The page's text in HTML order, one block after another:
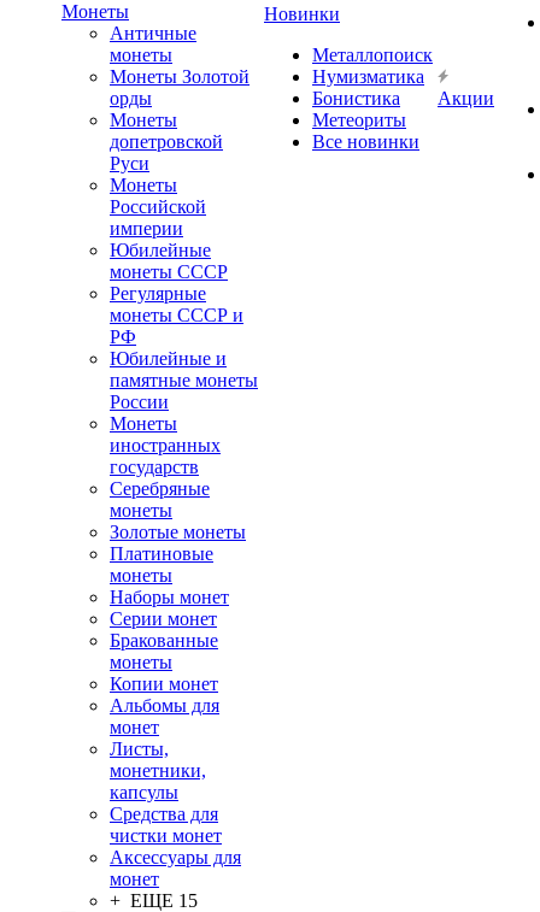
Монеты
Античные
монеты
Монеты Золотой
орды
Монеты
допетровской
Руси
Монеты
Российской
империи
Юбилейные
монеты СССР
Регулярные
монеты СССР и
РФ
Юбилейные и
памятные монеты
России
Монеты
иностранных
государств
Серебряные
монеты
Золотые монеты
Платиновые
монеты
Наборы монет
Серии монет
Бракованные
монеты
Копии монет
Альбомы для
монет
Листы,
монетники,
капсулы
Средства для
чистки монет
Аксессуары для
монет
+ ЕЩЕ 15
Новинки
Металлопоиск
Нумизматика
Бонистика
Метеориты
Все новинки
Акции